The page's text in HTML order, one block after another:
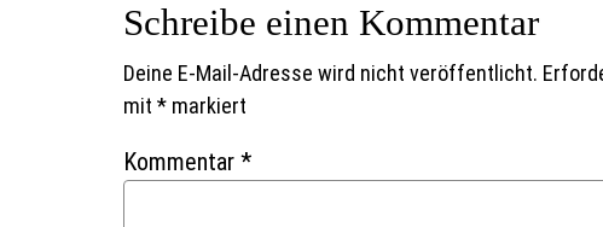
Schreibe einen Kommentar
Deine E-Mail-Adresse wird nicht veröffentlicht.
mit * markiert
Kommentar *